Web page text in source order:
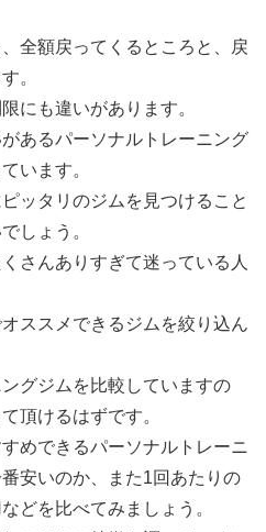
全額戻ってくるところと、戻
。
にも違いがあります。
あるパーソナルトレーニング
います。
ッタリのジムを見つけること
しょう。
さんありすぎて迷っている人
ススメできるジムを絞り込ん
グジムを比較していますの
頂けるはずです。
めできるパーソナルトレーニ
安いのか、また1回あたりの
どを比べてみましょう。